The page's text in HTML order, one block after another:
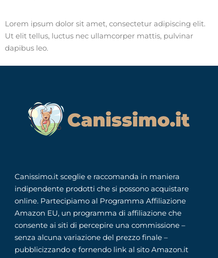
Lorem ipsum dolor sit amet, consectetur adipiscing elit.
Ut elit tellus, luctus nec ullamcorper mattis, pulvinar
dapibus leo.
Canissimo.it sceglie e raccomanda in maniera
indipendente prodotti che si possono acquistare
online. Partecipiamo al Programma Affiliazione
Amazon EU, un programma di affiliazione che
consente ai siti di percepire una commissione –
senza alcuna variazione del prezzo finale –
pubblicizzando e fornendo link al sito Amazon.it